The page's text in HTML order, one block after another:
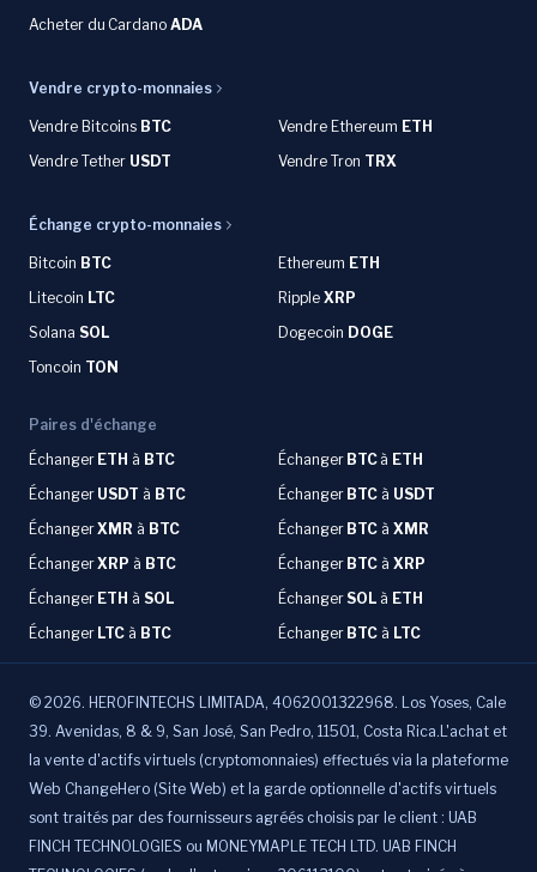
Acheter du Cardano ADA
Vendre crypto-monnaies
Vendre Bitcoins BTC Vendre Ethereum ETH
Vendre Tether USDT Vendre Tron TRX
Échange crypto-monnaies
Bitcoin BTC Ethereum ETH
Litecoin LTC Ripple XRP
Solana SOL Dogecoin DOGE
Toncoin TON
Paires d'échange
Échanger ETH à BTC Échanger BTC à ETH
Échanger USDT à BTC Échanger BTC à USDT
ÉchangerXMR à BTC Échanger BTC à XMR
ÉchangerXRP à BTC Échanger BTC à XRP
Échanger ETH à SOL ÉchangerSOL à ETH
Échanger LTC à BTC Échanger BTC à LTC
© 2026. HEROFINTECHS LIMITADA, 4062001322968. Los Yoses, Cale
39. Avenidas, 8 & 9, San José, San Pedro, 11501, Costa Rica.L'achat et
la vente d'actifs virtuels (cryptomonnaies) effectués via la plateforme
Web ChangeHero (Site Web) et la garde optionnelle d'actifs virtuels
sont traités par des fournisseurs agréés choisis par le client : UAB
FINCH TECHNOLOGIES ou MONEYMAPLE TECH LTD. UAB FINCH